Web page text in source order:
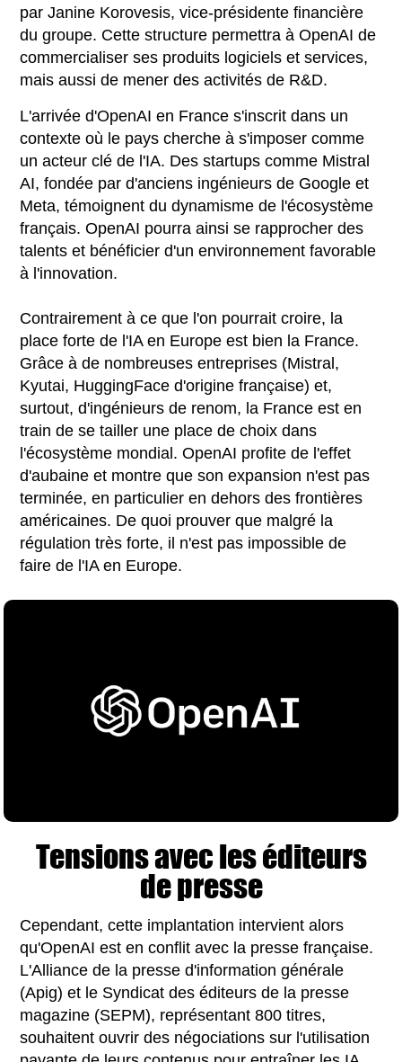
par Janine Korovesis, vice-présidente financière
du groupe. Cette structure permettra à OpenAI de
commercialiser ses produits logiciels et services,
mais aussi de mener des activités de R&D.
L'arrivée d'OpenAI en France s'inscrit dans un
contexte où le pays cherche à s'imposer comme
un acteur clé de l'IA. Des startups comme Mistral
AI, fondée par d'anciens ingénieurs de Google et
Meta, témoignent du dynamisme de l'écosystème
français. OpenAI pourra ainsi se rapprocher des
talents et bénéficier d'un environnement favorable
à l'innovation.
Contrairement à ce que l'on pourrait croire, la
place forte de l'IA en Europe est bien la France.
Grâce à de nombreuses entreprises (Mistral,
Kyutai, HuggingFace d'origine française) et,
surtout, d'ingénieurs de renom, la France est en
train de se tailler une place de choix dans
l'écosystème mondial. OpenAI profite de l'effet
d'aubaine et montre que son expansion n'est pas
terminée, en particulier en dehors des frontières
américaines. De quoi prouver que malgré la
régulation très forte, il n'est pas impossible de
faire de l'IA en Europe.
Tensions avec les éditeurs
de presse
Cependant, cette implantation intervient alors
qu'OpenAI est en conflit avec la presse française.
L'Alliance de la presse d'information générale
(Apig) et le Syndicat des éditeurs de la presse
magazine (SEPM), représentant 800 titres,
souhaitent ouvrir des négociations sur l'utilisation